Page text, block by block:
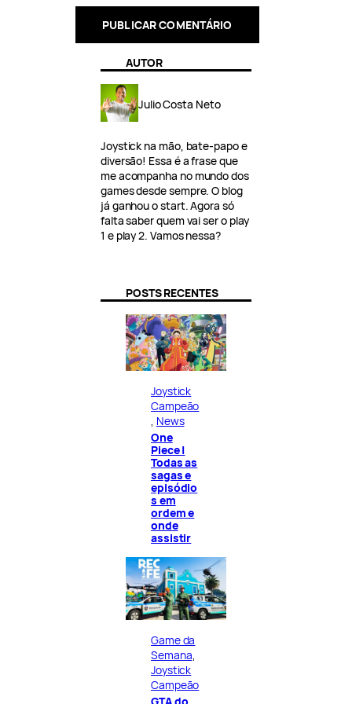
AUTOR
Julio Costa Neto
Joystick na mão, bate-papo e
diversão! Essa é a frase que
me acompanha no mundo dos
games desde sempre. O blog
já ganhou o start. Agora só
falta saber quem vai ser o play
1 e play 2. Vamos nessa?
POSTS RECENTES
Joystick
Campeão
News
One
Piece |
Todas as
sagas e
episódio
s em
ordem e
onde
assistir
Game da
Semana
Joystick
Campeão
GTA do